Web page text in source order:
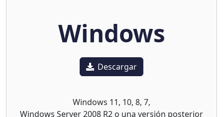
Windows
Descargar
Windows 11, 10, 8, 7,
Windows Server 2008 R2 o una versión posterior